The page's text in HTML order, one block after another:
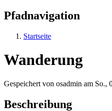
Pfadnavigation
Startseite
Wanderung
Gespeichert von osadmin am So.,
Beschreibung